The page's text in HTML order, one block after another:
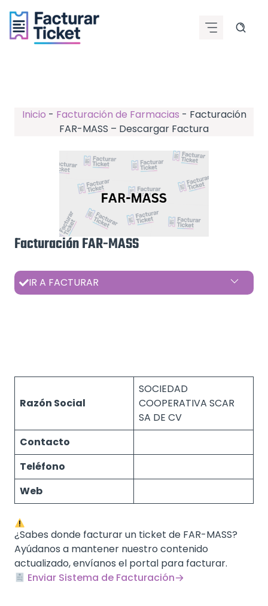
contenido
Inicio - Facturación de Farmacias - Facturación
FAR-MASS – Descargar Factura
Facturación FAR-MASS
IR A FACTURAR
Razón Social
SOCIEDAD
COOPERATIVA SCAR
SA DE CV
Contacto
Teléfono
Web
¿Sabes donde facturar un ticket de FAR-MASS?
Ayúdanos a mantener nuestro contenido
actualizado, envíanos el portal para facturar.
Enviar Sistema de Facturación